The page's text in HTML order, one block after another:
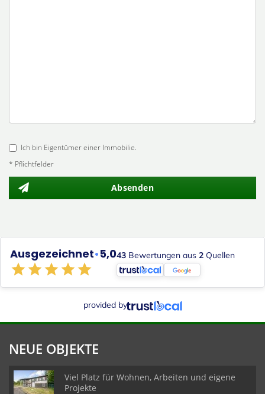
Ich bin Eigentümer einer Immobilie.
* Pflichtfelder
Absenden
Ausgezeichnet•5,043 Bewertungen aus 2 Quellen
provided by
NEUE OBJEKTE
Viel Platz für Wohnen, Arbeiten und eigene
Projekte